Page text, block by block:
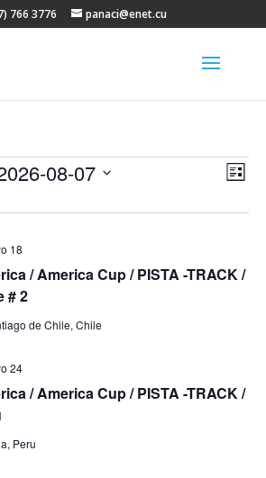
766 3776 panaci@enet.cu
de
Lista
08-07
/ America Cup / PISTA -TRACK /
# 2
18
de Chile, Chile
/ America Cup / PISTA -TRACK /
24
Peru